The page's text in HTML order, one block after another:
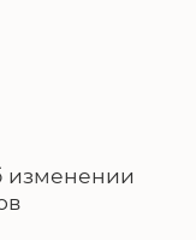
изменении